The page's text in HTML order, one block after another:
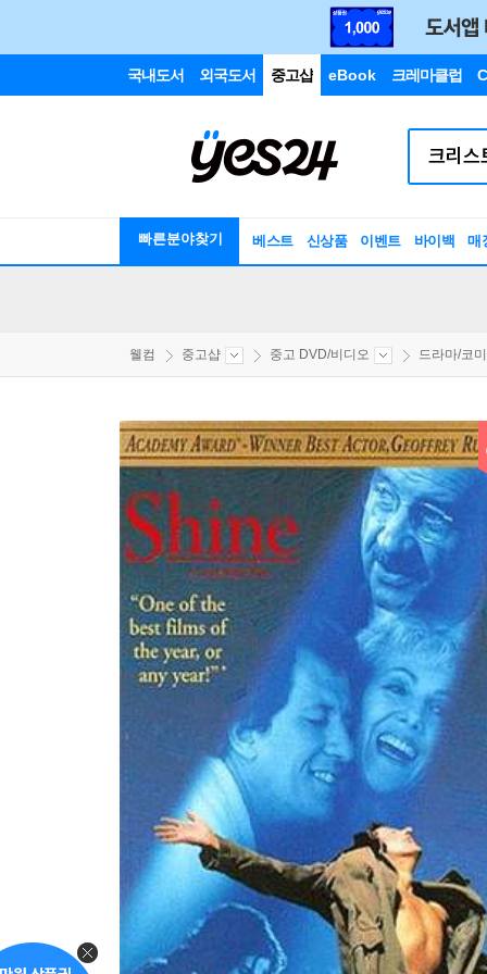
국내도서 외국도서 중고샵 eBook 크레마클럽
빠른분야찾기 베스트 신상품 이벤트 바이백 매
웰컴 중고샵 중고 DVD/비디오 드라마/코